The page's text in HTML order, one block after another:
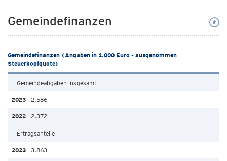
Gemeindefinanzen
Gemeindefinanzen (Angaben in 1.000 Euro - ausgenommen
Steuerkopfquote)
Gemeindeabgaben insgesamt
2.586
2.372
Ertragsanteile
3.863